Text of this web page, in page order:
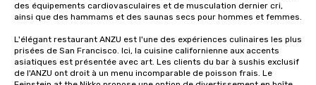
des équipements cardiovasculaires et de musculation dernier cri,
ainsi que des hammams et des saunas secs pour hommes et femmes.
L'élégant restaurant ANZU est l'une des expériences culinaires les plus
prisées de San Francisco. Ici, la cuisine californienne aux accents
asiatiques est présentée avec art. Les clients du bar à sushis exclusif
de l'ANZU ont droit à un menu incomparable de poisson frais. Le